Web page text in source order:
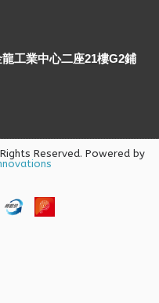
工業中心二座21樓G2鋪
Reserved. Powered by